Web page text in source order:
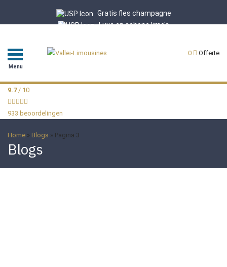
Gratis fles champagne
Luxe en schone limo's
Menu
0 Offerte
9.7/ 10
933 beoordelingen
Home » Blogs » Pagina 3
Blogs